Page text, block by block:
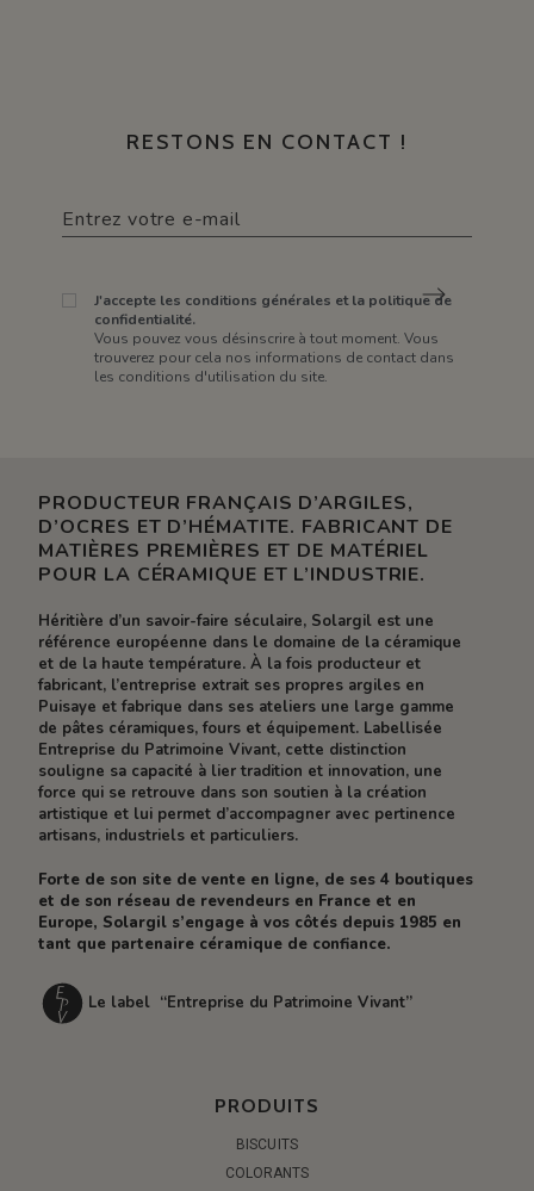
RESTONS EN CONTACT !
J'accepte les conditions générales et la politique de
confidentialité.
Vous pouvez vous désinscrire à tout moment. Vous
trouverez pour cela nos informations de contact dans
les conditions d'utilisation du site.
PRODUCTEUR FRANÇAIS D’ARGILES,
D’OCRES ET D’HÉMATITE. FABRICANT DE
MATIÈRES PREMIÈRES ET DE MATÉRIEL
POUR LA CÉRAMIQUE ET L’INDUSTRIE.
Héritière d’un savoir-faire séculaire, Solargil est une
référence européenne dans le domaine de la céramique
et de la haute température. À la fois producteur et
fabricant, l’entreprise extrait ses propres argiles en
Puisaye et fabrique dans ses ateliers une large gamme
de pâtes céramiques, fours et équipement. Labellisée
Entreprise du Patrimoine Vivant, cette distinction
souligne sa capacité à lier tradition et innovation, une
force qui se retrouve dans son soutien à la création
artistique et lui permet d’accompagner avec pertinence
artisans, industriels et particuliers.
Forte de son site de vente en ligne, de ses 4 boutiques
et de son réseau de revendeurs en France et en
Europe, Solargil s’engage à vos côtés depuis 1985 en
tant que partenaire céramique de confiance.
Le label “Entreprise du Patrimoine Vivant”
PRODUITS
BISCUITS
COLORANTS